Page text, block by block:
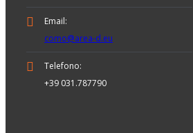
Email:
como@area-d.eu
Telefono:
+39 031.787790